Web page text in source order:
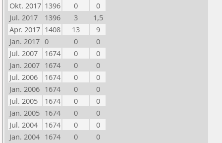
Okt. 2017 1396 0
0
Jul. 2017
1396 3
1,5
Apr. 2017 1408 13
9
Jan. 2017 0 0
0
Jul. 2007
1674 0
0
Jan. 2007 1674 0
0
Jul. 2006
1674 0
0
Jan. 2006 1674 0
0
Jul. 2005
1674 0
0
Jan. 2005 1674 0
0
Jul. 2004
1674 0
0
Jan. 2004 1674 0
0